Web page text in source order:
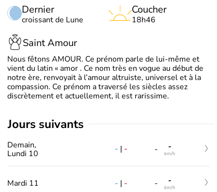
Dernier
croissant de Lune
Coucher
18h46
Saint Amour
Nous fêtons AMOUR. Ce prénom parle de lui-même et
vient du latin « amor . Ce nom très en vogue au début de
notre ère, renvoyait à l’amour altruiste, universel et à la
compassion. Ce prénom a traversé les siècles assez
discrètement et actuellement, il est rarissime.
jours suivants
Demain,
Lundi 10
- | - - -
km/h
Mardi 11 - | - - -
km/h